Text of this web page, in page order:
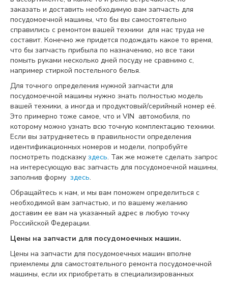
заказать и доставить необходимую вам запчасть для
посудомоечной машины, что бы вы самостоятельно
справились с ремонтом вашей техники для нас труда не
составит. Конечно же придется подождать какое то время,
что бы запчасть прибыла по назначению, но все таки
помыть руками несколько дней посуду не сравнимо с,
например стиркой постельного белья.
Для точного определения нужной запчасти для
посудомоечной машины нужно знать полностью модель
вашей техники, а иногда и продуктовый/серийный номер её.
Это примерно тоже самое, что и VIN автомобиля, по
которому можно узнать всю точную комплектацию техники.
Если вы затрудняетесь в правильности определения
идентификационных номеров и модели, попробуйте
посмотреть подсказку здесь. Так же можете сделать запрос
на интересующую вас запчасть для посудомоечной машины,
заполнив форму здесь.
Обращайтесь к нам, и мы вам поможем определиться с
необходимой вам запчастью, и по вашему желанию
доставим ее вам на указанный адрес в любую точку
Российской Федерации.
Цены на запчасти для посудомоечных машин.
Цены на запчасти для посудомоечных машин вполне
приемлемы для самостоятельного ремонта посудомоечной
машины, если их приобретать в специализированных